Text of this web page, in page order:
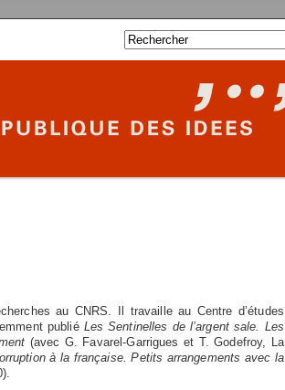
au CNRS. Il travaille au Centre d’études
publié Les Sentinelles de l’argent sale. Les
(avec G. Favarel-Garrigues et T. Godefroy, La
à la française. Petits arrangements avec la